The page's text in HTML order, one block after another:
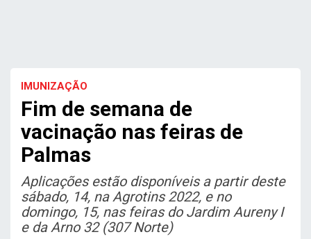
IMUNIZAÇÃO
Fim de semana de
vacinação nas feiras de
Palmas
Aplicações estão disponíveis a partir deste
sábado, 14, na Agrotins 2022, e no
domingo, 15, nas feiras do Jardim Aureny I
e da Arno 32 (307 Norte)